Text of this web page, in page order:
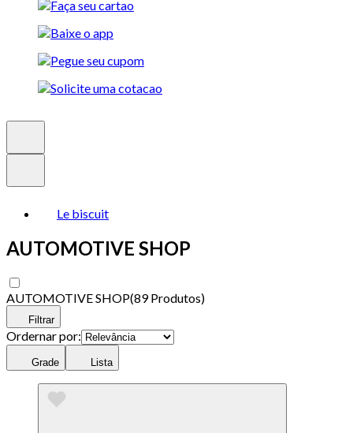
Le biscuit
AUTOMOTIVE SHOP
AUTOMOTIVE SHOP(89 Produtos)
Filtrar
Ordernar por:
Grade Lista